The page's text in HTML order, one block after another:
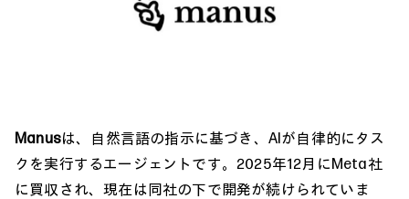
Manusは、自然言語の指示に基づき、AIが自律的にタス
クを実行するエージェントです。2025年12月にMeta社
に買収され、現在は同社の下で開発が続けられていま